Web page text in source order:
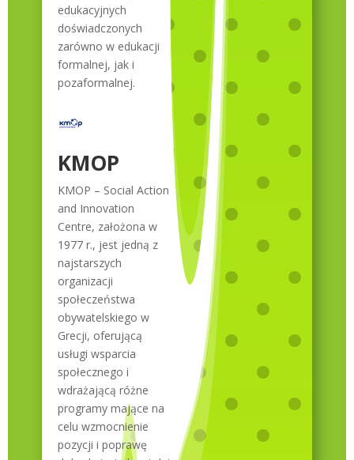
edukacyjnych
doświadczonych
zarówno w edukacji
formalnej, jak i
pozaformalnej.
KMOP
KMOP – Social Action
and Innovation
Centre, założona w
1977 r., jest jedną z
najstarszych
organizacji
społeczeństwa
obywatelskiego w
Grecji, oferującą
usługi wsparcia
społecznego i
wdrażającą różne
programy mające na
celu wzmocnienie
pozycji i poprawę